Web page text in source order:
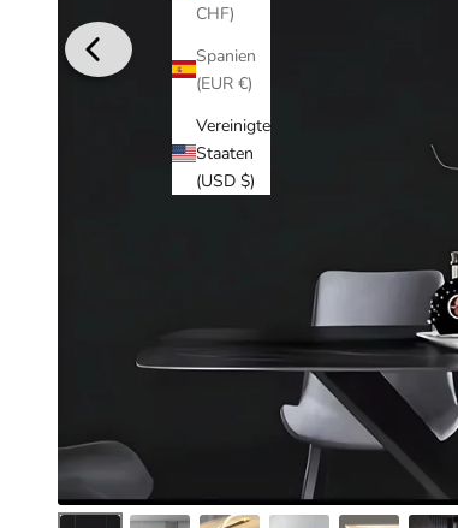
CHF)
Spanien
(EUR €)
Vereinigte
Staaten
(USD $)